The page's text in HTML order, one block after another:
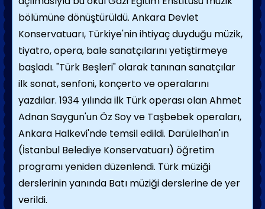
bölümüne dönüştürüldü. Ankara Devlet
Konservatuarı, Türkiye'nin ihtiyaç duyduğu müzik,
tiyatro, opera, bale sanatçılarını yetiştirmeye
başladı. "Türk Beşleri" olarak tanınan sanatçılar
ilk sonat, senfoni, konçerto ve operalarını
yazdılar. 1934 yılında ilk Türk operası olan Ahmet
Adnan Saygun'un Öz Soy ve Taşbebek operaları,
Ankara Halkevi'nde temsil edildi. Darülelhan'ın
(İstanbul Belediye Konservatuarı) öğretim
programı yeniden düzenlendi. Türk müziği
derslerinin yanında Batı müziği derslerine de yer
verildi.